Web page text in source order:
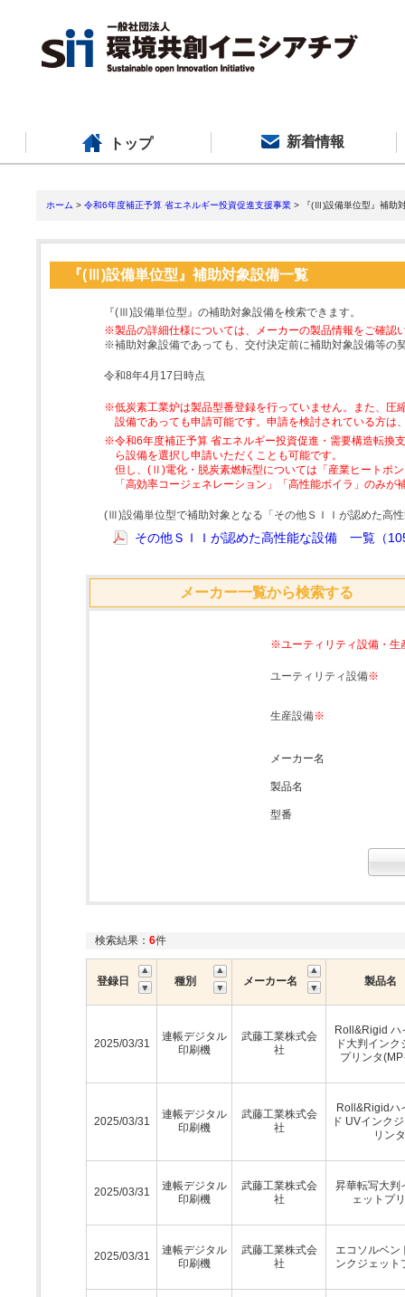
トップ 新着情報
ホーム > 令和6年度補正予算 省エネルギー投資促進支援事業 > 『(Ⅲ)設備単位型』補助
『(Ⅲ)設備単位型』補助対象設備一覧
『(Ⅲ)設備単位型』の補助対象設備を検索できます。
※製品の詳細仕様については、メーカーの製品情報をご確認
※補助対象設備であっても、交付決定前に補助対象設備等の
令和8年4月17日時点
※低炭素工業炉は製品型番登録を行っていません。また、圧
設備であっても申請可能です。申請を検討されている方は
※令和6年度補正予算 省エネルギー投資促進・需要構造転
ら設備を選択し申請いただくことも可能です。
但し、(Ⅱ)電化・脱炭素燃転型については「産業ヒートポ
「高効率コージェネレーション」「高性能ボイラ」のみが
(Ⅲ)設備単位型で補助対象となる「その他ＳＩＩが認めた高
その他ＳＩＩが認めた高性能な設備 一覧（
メーカー一覧から検索する
※ユーティリティ設備・生
ユーティリティ設備※
生産設備※
メーカー名
製品名
型番
検索結果： 6件
登録日 種別 メーカー名 製品名
2025/03/31
連帳デジタル
印刷機
武藤工業株式会
社
Roll&Rigid ハ
ド大判インク
プリンタ
2025/03/31
連帳デジタル
印刷機
武藤工業株式会
社
Roll&Rigidハ
ド UVインク
リンタ
2025/03/31
連帳デジタル
印刷機
武藤工業株式会
社
昇華転写大判
ェットプ
2025/03/31
連帳デジタル
印刷機
武藤工業株式会
社
エコソルベン
ンクジェット